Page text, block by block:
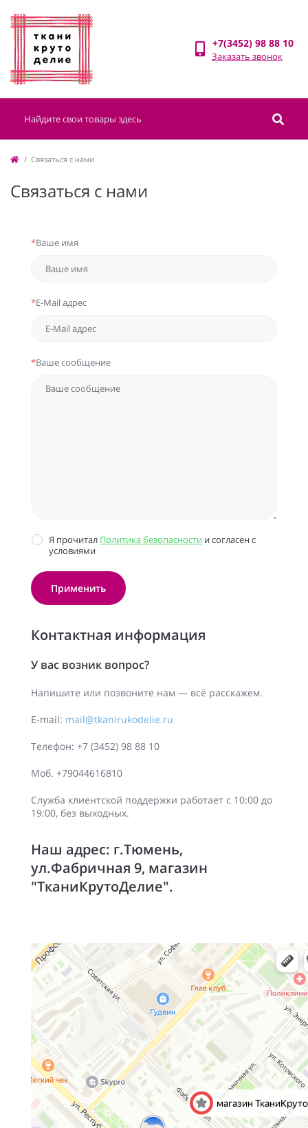
+7(3452) 98 88 10
Заказать звонок
Связаться с нами
Связаться с нами
*Ваше имя
*E-Mail адрес
*Ваше сообщение
Я прочитал Политика безопасности и согласен с
условиями
Контактная информация
У вас возник вопрос?
Напишите или позвоните нам — всё расскажем.
E-mail: mail@tkanirukodelie.ru
Телефон: +7 (3452) 98 88 10
Моб. +79044616810
Служба клиентской поддержки работает с 10:00 до
19:00, без выходных.
Наш адрес: г.Тюмень,
ул.Фабричная 9, магазин
"ТканиКрутоДелие".